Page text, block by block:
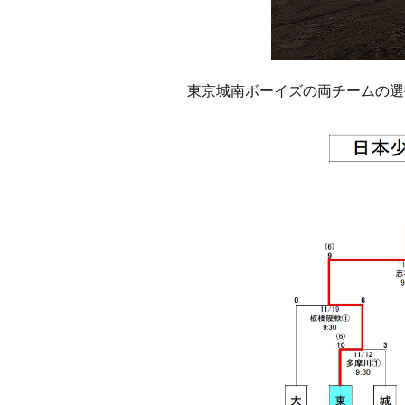
東京城南ボーイズの両チームの